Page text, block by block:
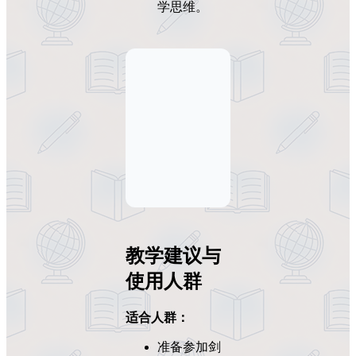
学思维。
教学建议与
使用人群
适合人群：
准备参加剑